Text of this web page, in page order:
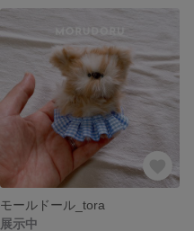
モールドール_tora
展示中